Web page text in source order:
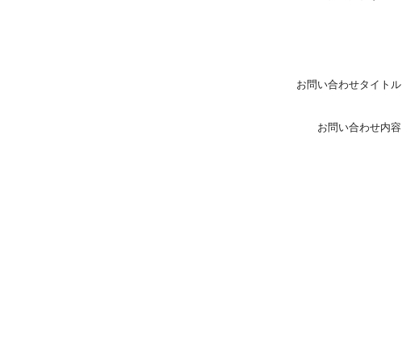
お問い合わせタイトル
お問い合わせ内容